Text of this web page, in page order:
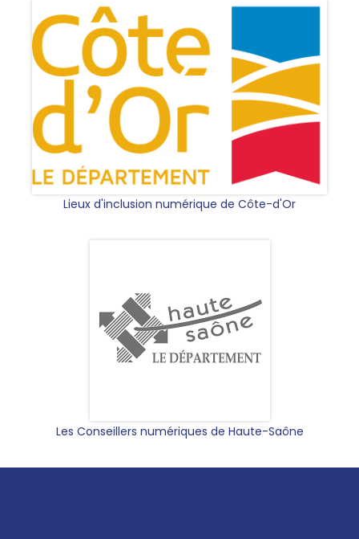
Lieux d'inclusion numérique de Côte-d'Or
Les Conseillers numériques de Haute-Saône